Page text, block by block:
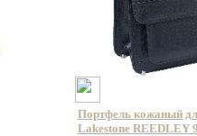
Портфель кожаный
Lakestone REEDLEY